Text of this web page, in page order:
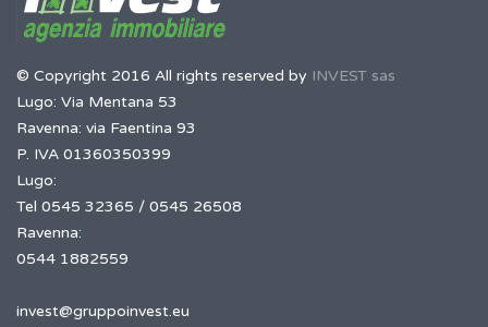
© Copyright 2016 All rights reserved by INVEST sas
Lugo: Via Mentana 53
Ravenna: via Faentina 93
P. IVA 01360350399
Lugo:
Tel 0545 32365 / 0545 26508
Ravenna:
0544 1882559
invest@gruppoinvest.eu